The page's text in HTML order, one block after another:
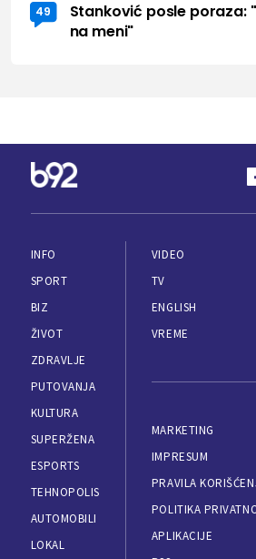
49
Stanković posle poraza:
na meni"
INFO
SPORT
BIZ
ŽIVOT
ZDRAVLJE
PUTOVANJA
KULTURA
SUPERŽENA
ESPORTS
TEHNOPOLIS
AUTOMOBILI
LOKAL
VIDEO
TV
ENGLISH
VREME
MARKETING
IMPRESUM
PRAVILA
POLITIKA
APLIKACIJE